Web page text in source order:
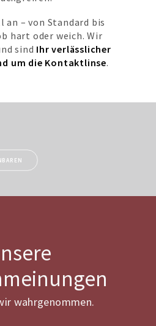
an – von Standard bis
hart oder weich. Wir
sind Ihr verlässlicher
um die Kontaktlinse.
wahrgenommen.